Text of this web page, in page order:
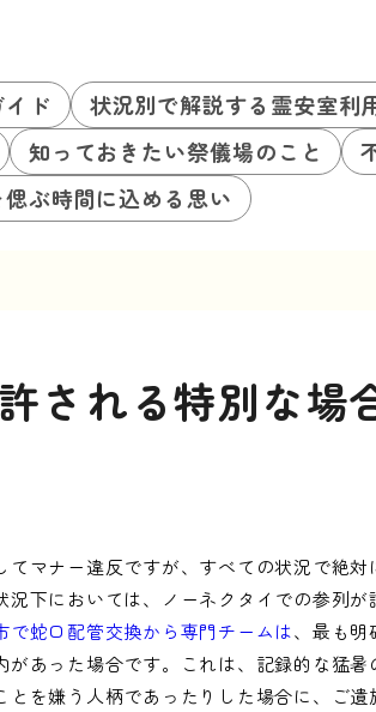
ド
状況別で解説する霊安室利
知っておきたい祭儀場のこと
ぶ時間に込める思い
される特別な場
マナー違反ですが、すべての状況で絶
況下においては、ノーネクタイでの参列
で蛇口配管交換から専門チームは、最も明
があった場合です。これは、記録的な猛
を嫌う人柄であったりした場合に、ご